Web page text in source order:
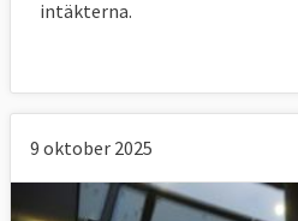
intäkterna.
9 oktober 2025